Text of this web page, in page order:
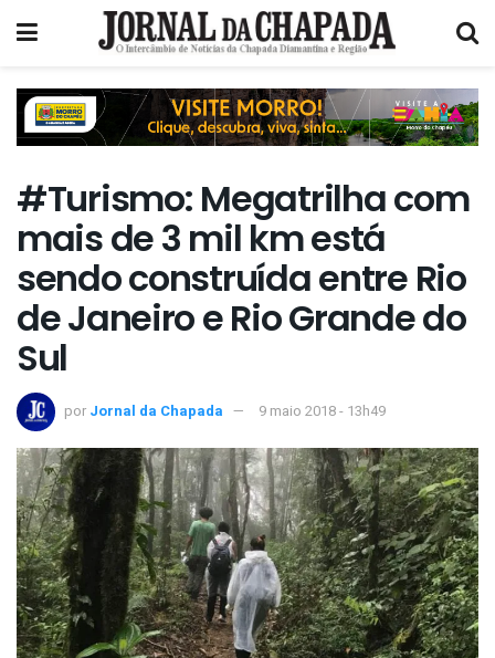
#Turismo: Megatrilha com
mais de 3 mil km está
sendo construída entre Rio
de Janeiro e Rio Grande do
Sul
por Jornal da Chapada 9 maio 2018 - 13h49